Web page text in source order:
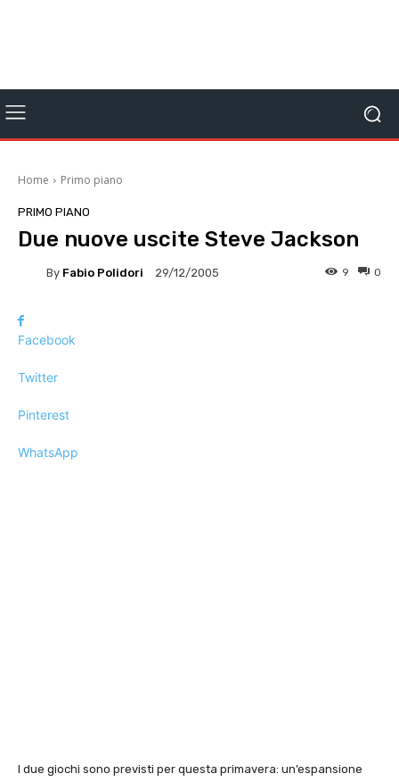
Home Primo piano
PRIMO PIANO
Due nuove uscite Steve Jackson
By Fabio Polidori 29/12/2005 0
9
Facebook
Twitter
Pinterest
WhatsApp
I due giochi sono previsti per questa primavera: un’espansione